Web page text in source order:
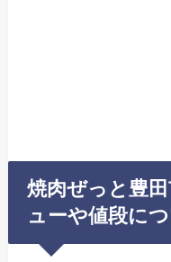
焼肉ぜっと豊
ューや値段に